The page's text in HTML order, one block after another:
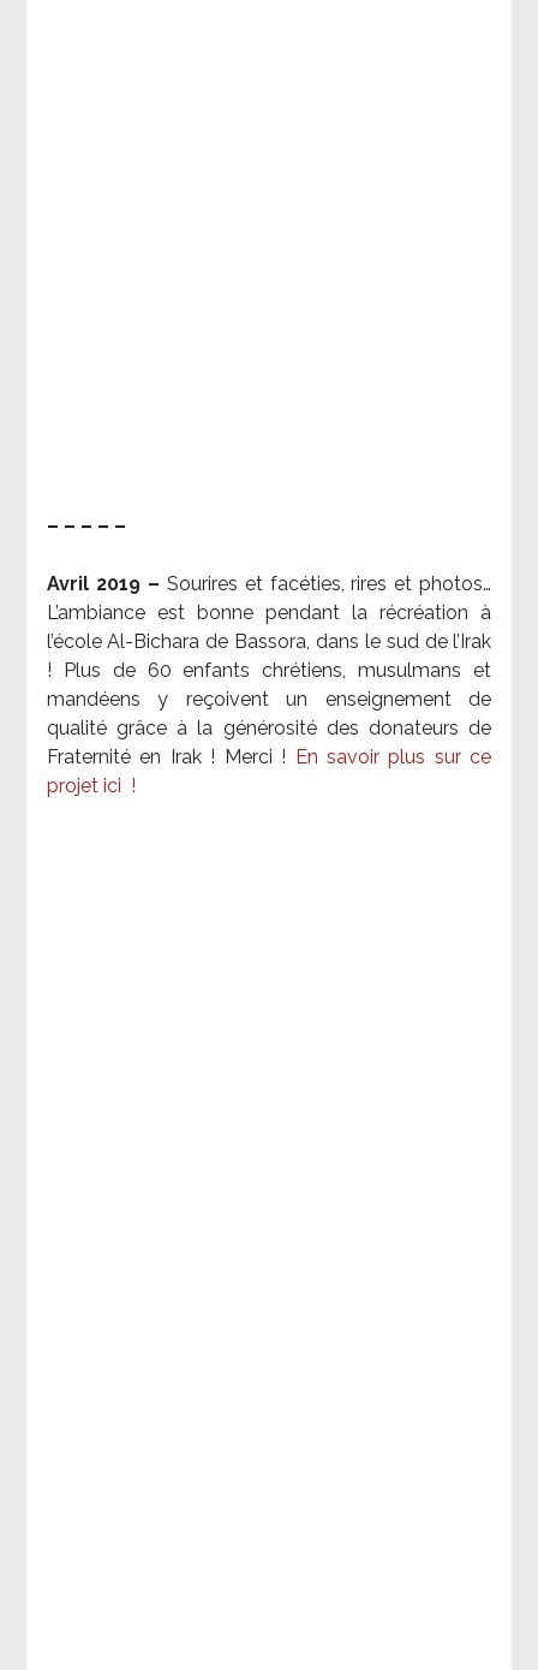
– – – – –
Avril 2019 – Sourires et facéties, rires et photos…
L’ambiance est bonne pendant la récréation à
l’école Al-Bichara de Bassora, dans le sud de l’Irak
! Plus de 60 enfants chrétiens, musulmans et
mandéens y reçoivent un enseignement de
qualité grâce à la générosité des donateurs de
Fraternité en Irak ! Merci !
En savoir plus sur ce
projet ici !